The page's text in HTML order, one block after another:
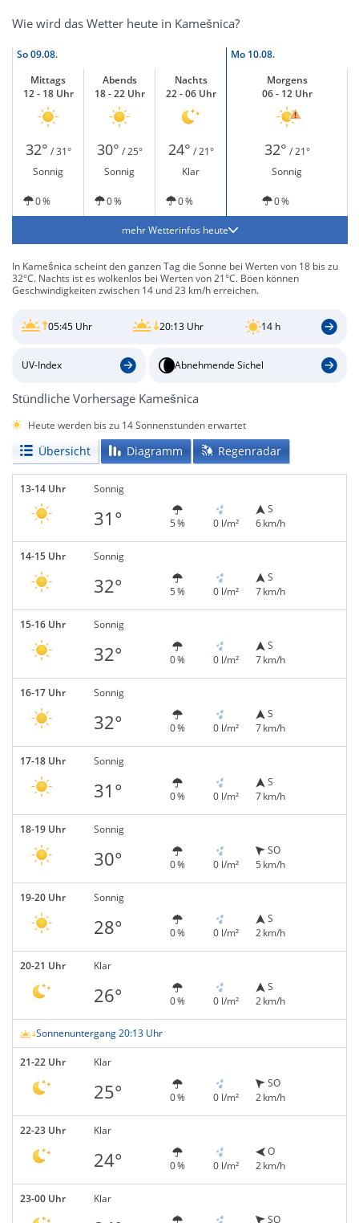
Wie wird das Wetter heute in Kamešnica?
So09.08. Mo 10.08.
Mittags
12 - 18 Uhr
Abends
18 - 22 Uhr
Nachts
22 - 06 Uhr
Morgens
06 - 12 Uhr
32° / 31° 30° / 25° 24° / 21° 32° / 21°
Sonnig
Sonnig Klar Sonnig
0 % 0 % 0 % 0 %
mehr Wetterinfos heute
In Kamešnica scheint den ganzen Tag die Sonne bei Werten von 18 bis zu
32°C. Nachts ist es wolkenlos bei Werten von 21°C. Böen können
Geschwindigkeiten zwischen 14 und 23 km/h erreichen.
05:45 Uhr 20:13 Uhr 14 h
UV-Index Abnehmende Sichel
Stündliche Vorhersage Kamešnica
Heute werden bis zu 14 Sonnenstunden erwartet
Übersicht Diagramm Regenradar
13-14 Uhr Sonnig
31° 5 % 0 l/m²
S
6 km/h
14-15 Uhr Sonnig
32° 5 % 0 l/m²
S
7 km/h
15-16 Uhr Sonnig
32° 0 % 0 l/m²
S
7 km/h
16-17 Uhr Sonnig
32° 0 % 0 l/m²
S
7 km/h
17-18 Uhr Sonnig
31° 0 % 0 l/m²
S
7 km/h
18-19 Uhr Sonnig
30° 0 % 0 l/m²
SO
5 km/h
19-20 Uhr Sonnig
28° 0 % 0 l/m²
S
2 km/h
20-21 Uhr Klar
26° 0 % 0 l/m²
S
2 km/h
Sonnenuntergang 20:13 Uhr
21-22 Uhr Klar
25° 0 % 0 l/m²
SO
2 km/h
22-23 Uhr Klar
24° 0 % 0 l/m²
O
2 km/h
23-00 Uhr Klar
SO